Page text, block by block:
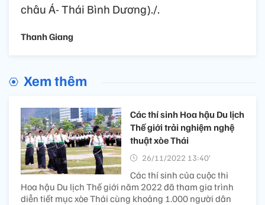
châu Á- Thái Bình Dương)./.
Thanh Giang
Xem thêm
Các thí sinh Hoa hậu Du lịch
Thế giới trải nghiệm nghệ
thuật xòe Thái
26/11/2022 13:40’
Các thí sinh của cuộc thi
Hoa hậu Du lịch Thế giới năm 2022 đã tham gia trình
diễn tiết mục xòe Thái cùng khoảng 1.000 người dân